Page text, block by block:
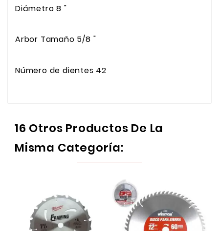
Diámetro 8 "
Arbor Tamaño 5/8 "
Número de dientes 42
16 Otros Productos De La
Misma Categoría: